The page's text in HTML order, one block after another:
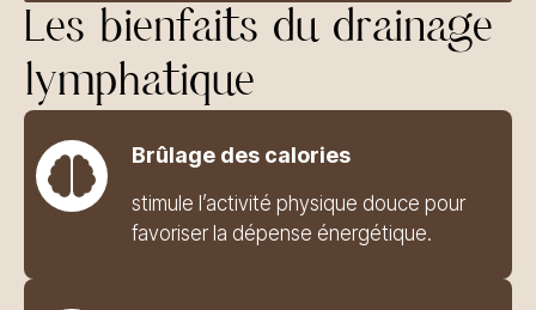
Les bienfaits du drainage
lymphatique
Brûlage des calories
stimule l’activité physique douce pour
favoriser la dépense énergétique.